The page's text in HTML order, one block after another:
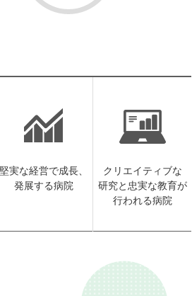
堅実な経営で成長、
発展する病院
クリエイティブな
研究と忠実な教育が
行われる病院